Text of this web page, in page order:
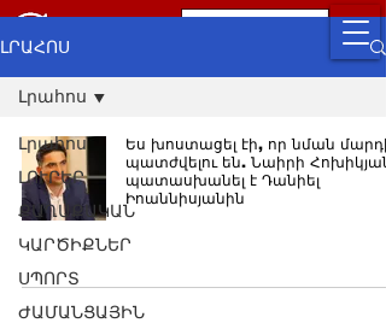
ԼՐԱՀՈՍ
Լրահոս
ԼՈՒՐԵՐ
ՔԱՂԱՔԱԿԱՆ
ԿԱՐԾԻՔՆԵՐ
ՍՊՈՐՏ
ԺԱՄԱՆՑԱՅԻՆ
Լրահոս
Ես խոստացել էի, որ նման
պատժվելու են. Նաիրի
պատասխանել է Դանիել
Իոաննիսյանին